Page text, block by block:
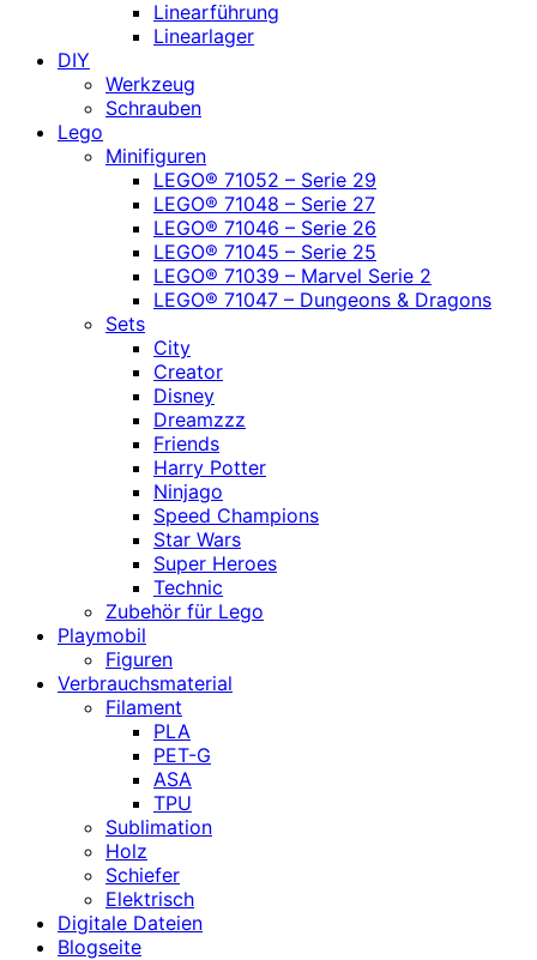
Linearführung
Linearlager
DIY
Werkzeug
Schrauben
Lego
Minifiguren
LEGO® 71052 – Serie 29
LEGO® 71048 – Serie 27
LEGO® 71046 – Serie 26
LEGO® 71045 – Serie 25
LEGO® 71039 – Marvel Serie 2
LEGO® 71047 – Dungeons & Dragons
Sets
City
Creator
Disney
Dreamzzz
Friends
Harry Potter
Ninjago
Speed Champions
Star Wars
Super Heroes
Technic
Zubehör für Lego
Playmobil
Figuren
Verbrauchsmaterial
Filament
PLA
PET-G
ASA
TPU
Sublimation
Holz
Schiefer
Elektrisch
Digitale Dateien
Blogseite